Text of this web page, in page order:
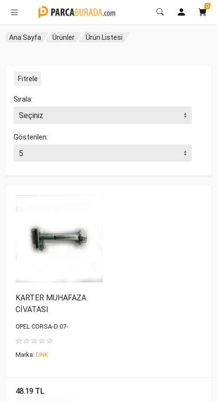
0
Ana Sayfa Ürünler Ürün Listesi
Fitrele
Sırala:
Gösterilen:
KARTER MUHAFAZA
CİVATASI
OPEL CORSA-D 07-
Marka: DNK
48.19 TL